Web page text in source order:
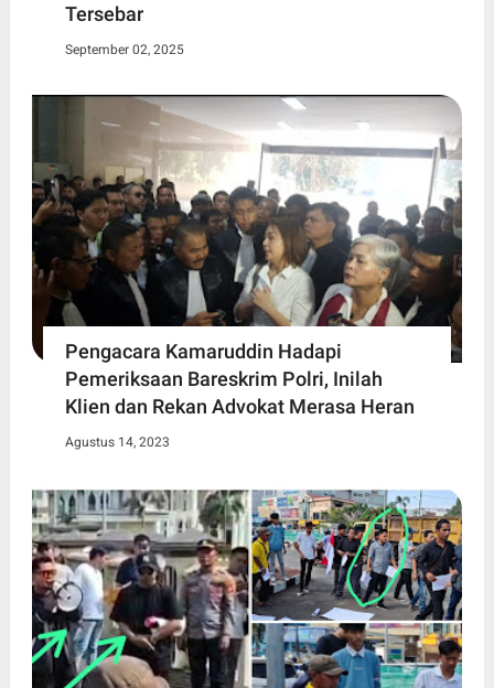
Tersebar
September 02, 2025
Pengacara Kamaruddin Hadapi
Pemeriksaan Bareskrim Polri, Inilah
Klien dan Rekan Advokat Merasa Heran
Agustus 14, 2023